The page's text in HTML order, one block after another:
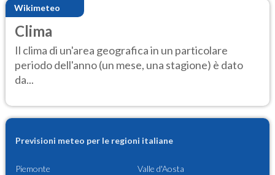
Wikimeteo
Clima
Il clima di un'area geografica in un particolare
periodo dell'anno (un mese, una stagione) è dato
da...
Previsioni meteo per le regioni italiane
Piemonte Valle d'Aosta